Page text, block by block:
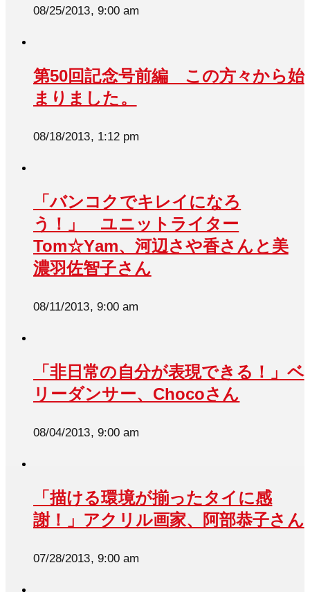
08/25/2013, 9:00 am
第50回記念号前編 この方々から始
まりました。
08/18/2013, 1:12 pm
「バンコクでキレイになろ
う！」 ユニットライター
Tom☆Yam、河辺さや香さんと美
濃羽佐智子さん
08/11/2013, 9:00 am
「非日常の自分が表現できる！」ベ
リーダンサー、Chocoさん
08/04/2013, 9:00 am
「描ける環境が揃ったタイに感
謝！」アクリル画家、阿部恭子さん
07/28/2013, 9:00 am